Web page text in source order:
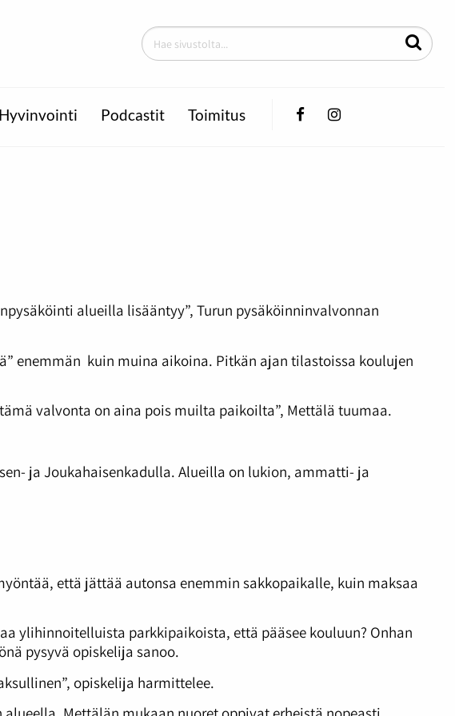
Hyvinvointi Podcastit Toimitus FacebookInstagram
alueilla lisääntyy”, Turun pysäköinninvalvonnan
enemmän kuin muina aikoina. Pitkän ajan tilastoissa koulujen
valvonta on aina pois muilta paikoilta”, Mettälä tuumaa.
ja Joukahaisenkadulla. Alueilla on lukion, ammatti- ja
että jättää autonsa enemmin sakkopaikalle, kuin maksaa
ylihinnoitelluista parkkipaikoista, että pääsee kouluun? Onhan
pysyvä opiskelija sanoo.
opiskelija harmittelee.